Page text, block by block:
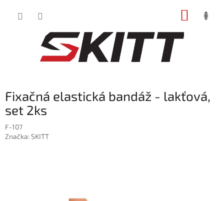
Fixačná elastická bandáž - lakťová,
set 2ks
F-107
Značka:SKITT